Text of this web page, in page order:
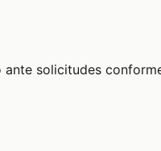
solicitudes